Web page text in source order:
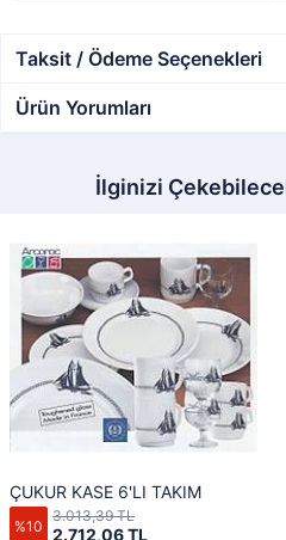
Taksit / Ödeme Seçenekleri
Ürün Yorumları
İlginizi
ÇUKUR KASE 6'LI TAKIM
%10 2.712,06 TL
3.013,39 TL